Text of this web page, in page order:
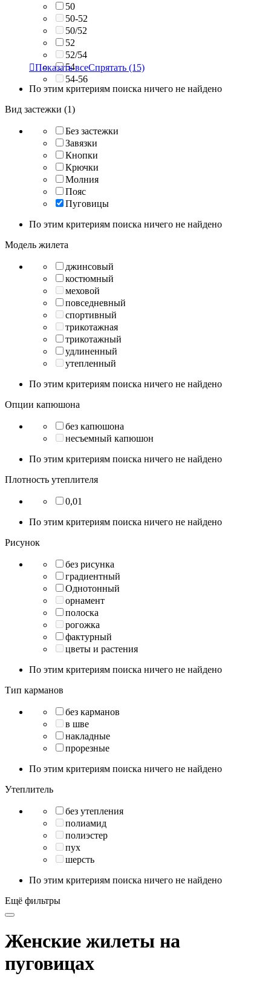
50
50-52
50/52
52
52/54
54
54-56
Показать всеСпрятать (15)
По этим критериям поиска ничего не найдено
Вид застежки (1)
Без застежки
Завязки
Кнопки
Крючки
Молния
Пояс
Пуговицы
По этим критериям поиска ничего не найдено
Модель жилета
джинсовый
костюмный
меховой
повседневный
спортивный
трикотажная
трикотажный
удлиненный
утепленный
По этим критериям поиска ничего не найдено
Опции капюшона
без капюшона
несъемный капюшон
По этим критериям поиска ничего не найдено
Плотность утеплителя
0,01
По этим критериям поиска ничего не найдено
Рисунок
без рисунка
градиентный
Однотонный
орнамент
полоска
рогожка
фактурный
цветы и растения
По этим критериям поиска ничего не найдено
Тип карманов
без карманов
в шве
накладные
прорезные
По этим критериям поиска ничего не найдено
Утеплитель
без утепления
полиамид
полиэстер
пух
шерсть
По этим критериям поиска ничего не найдено
Ещё фильтры
Женские жилеты на
пуговицах